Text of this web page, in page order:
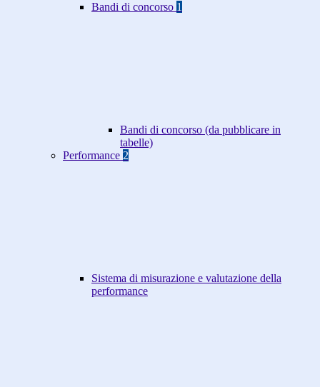
Bandi di concorso 1
Bandi di concorso (da pubblicare in
tabelle)
Performance 2
Sistema di misurazione e valutazione della
performance